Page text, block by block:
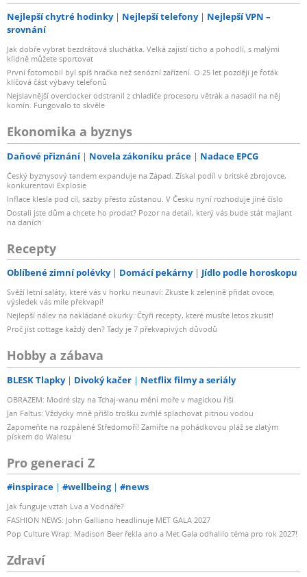
Nejlepší chytré hodinky Nejlepší telefony
Nejlepší VPN –
srovnání
Jak dobře vybrat bezdrátová sluchátka. Velká zajistí ticho a pohodlí, s malými
klidně můžete sportovat
První fotomobil byl spíš hračka než seriózní zařízení. O 25 let později je foťák
klíčová část výbavy telefonů
Nejslavnější overclocker odstranil z chladiče procesoru větrák a nasadil na něj
komín. Fungovalo to skvěle
Ekonomika a byznys
Daňové přiznání Novela zákoníku práce Nadace EPCG
Český byznysový tandem expanduje na Západ. Získal podíl v britské zbrojovce,
konkurentovi Explosie
Inflace klesla pod cíl, sazby přesto zůstanou. V Česku nyní rozhoduje jiné číslo
Dostali jste dům a chcete ho prodat? Pozor na detail, který vás bude stát majlant
na daních
Recepty
Oblíbené zimní polévky Domácí pekárny Jídlo podle horoskopu
Svěží letní saláty, které vás v horku neunaví: Zkuste k zelenině přidat ovoce,
výsledek vás mile překvapí!
Nejlepší nálev na nakládané okurky: Čtyři recepty, které musíte letos zkusit!
Proč jíst cottage každý den? Tady je 7 překvapivých důvodů
Hobby a zábava
BLESK Tlapky Divoký kačer Netflix filmy a seriály
OBRAZEM: Modré slzy na Tchaj-wanu mění moře v magickou říši
Jan Faltus: Vždycky mně přišlo trošku zvrhlé splachovat pitnou vodou
Zapomeňte na rozpálené Středomoří! Zamiřte na pohádkovou pláž se zlatým
pískem do Walesu
Pro generaci Z
#inspirace #wellbeing #news
Jak funguje vztah Lva a Vodnáře?
FASHION NEWS: John Galliano headlinuje MET GALA 2027
Pop Culture Wrap: Madison Beer řekla ano a Met Gala odhalilo téma pro rok 2027!
Zdraví